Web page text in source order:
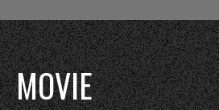
MOVIE